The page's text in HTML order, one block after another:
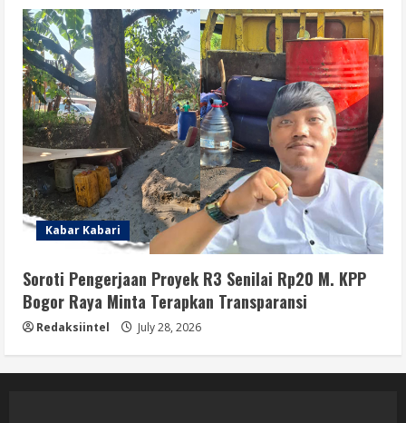
Kabar Kabari
Soroti Pengerjaan Proyek R3 Senilai Rp20 M. KPP
Bogor Raya Minta Terapkan Transparansi
Redaksiintel July 28, 2026